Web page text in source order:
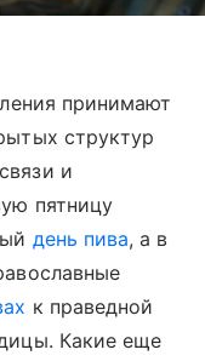
принимают
структур
и
пятницу
день пива, а в
к праведной
Какие еще